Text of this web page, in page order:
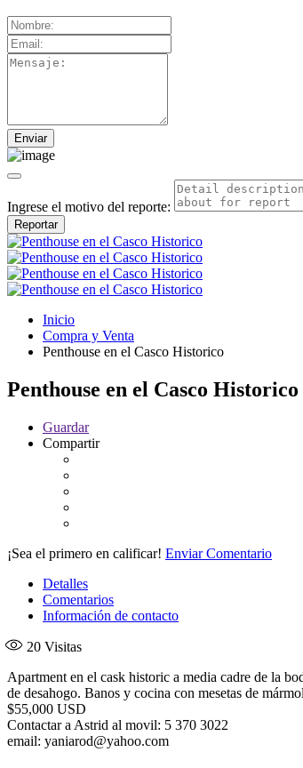
Ingrese el motivo del reporte:
Reportar
Inicio
Compra y Venta
Penthouse en el Casco Historico
Penthouse en el Casco Historico
Guardar
Compartir
¡Sea el primero en calificar! Enviar Comentario
Detalles
Comentarios
Información de contacto
20 Visitas
Apartment en el cask historic a media cadre de la
de desahogo. Banos y cocina con mesetas de
$55,000 USD
Contactar a Astrid al movil: 5 370 3022
email: yaniarod@yahoo.com